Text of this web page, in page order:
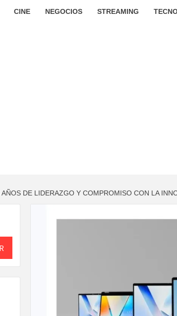
CINE NEGOCIOS STREAMING
DE LIDERAZGO Y COMPROMISO CON LA